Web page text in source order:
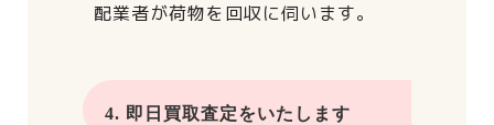
配業者が荷物を回収に伺います。
4. 即日買取査定をいたします